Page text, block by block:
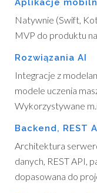
Aplikacje
Natywnie (Swift,
MVP do produktu
Rozwiązania AI
Integracje z
modele uczenia
Wykorzystywane
Backend, REST
Architektura
danych, REST API,
dopasowana do